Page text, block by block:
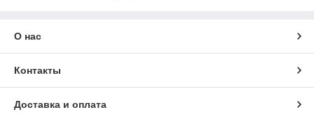
О нас
Контакты
Доставка и оплата